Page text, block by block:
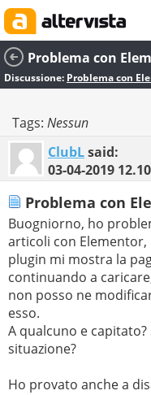
Problema con
Discussione: Problema con
Tags: Nessun
ClubLsaid:
03-04-2019
Problema con
Buogniorno, ho
articoli con
plugin mi mostra la
continuando a
non posso ne
esso.
A qualcuno e
situazione?
Ho provato anche a